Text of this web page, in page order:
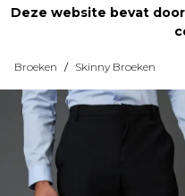
Deze website bevat
Broeken / Skinny Broeken